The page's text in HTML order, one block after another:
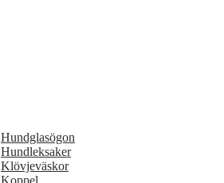
Hundglasögon
Hundleksaker
Klövjeväskor
Koppel